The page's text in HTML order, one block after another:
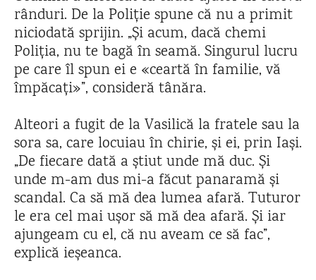
rânduri. De la Poliție spune că nu a primit
niciodată sprijin. „Și acum, dacă chemi
Poliția, nu te bagă în seamă. Singurul lucru
pe care îl spun ei e «ceartă în familie, vă
împăcați»”, consideră tânăra.
Alteori a fugit de la Vasilică la fratele sau la
sora sa, care locuiau în chirie, și ei, prin Iași.
„De fiecare dată a știut unde mă duc. Și
unde m-am dus mi-a făcut panaramă și
scandal. Ca să mă dea lumea afară. Tuturor
le era cel mai ușor să mă dea afară. Și iar
ajungeam cu el, că nu aveam ce să fac”,
explică ieșeanca.